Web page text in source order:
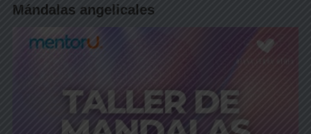
Mándalas angelicales